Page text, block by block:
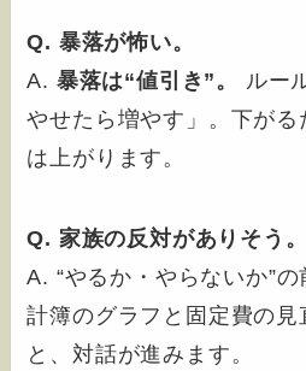
Q. 暴落が怖い。
A. 暴落は“値引き”。
ルー
やせたら増やす」。下が
は上がります。
Q. 家族の反対がありそう。
A. “やるか・やらないか”の
計簿のグラフと固定費の見
と、対話が進みます。